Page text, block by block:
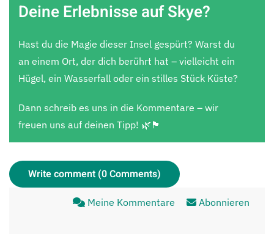
Deine Erlebnisse auf Skye?
Hast du die Magie dieser Insel gespürt? Warst du
an einem Ort, der dich berührt hat – vielleicht ein
Hügel, ein Wasserfall oder ein stilles Stück Küste?
Dann schreib es uns in die Kommentare – wir
freuen uns auf deinen Tipp! 🌿🏴
Write comment (0 Comments)
Meine Kommentare Abonnieren